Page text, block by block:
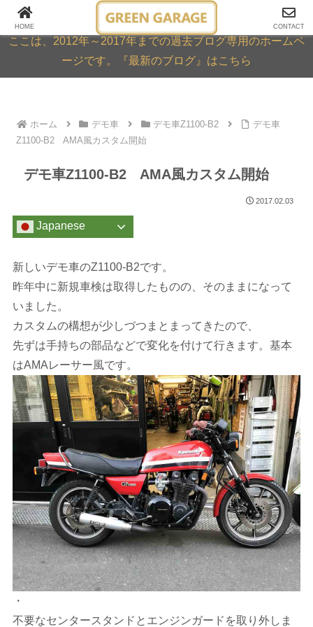
GREEN GARAGE ARCHIVE
ここは、2012年～2017年までの過去ブログ専用のホームペ
ージです。『最新のブログ』はこちら
ホーム デモ車 デモ車Z1100-B2
デモ車
Z1100-B2 AMA風カスタム開始
デモ車Z1100-B2 AMA風カスタム開始
2017.02.03
Japanese
新しいデモ車のZ1100-B2です。
昨年中に新規車検は取得したものの、そのままになって
いました。
カスタムの構想が少しづつまとまってきたので、
先ずは手持ちの部品などで変化を付けて行きます。基本
はAMAレーサー風です。
・
不要なセンタースタンドとエンジンガードを取り外しま
HOME CONTACT